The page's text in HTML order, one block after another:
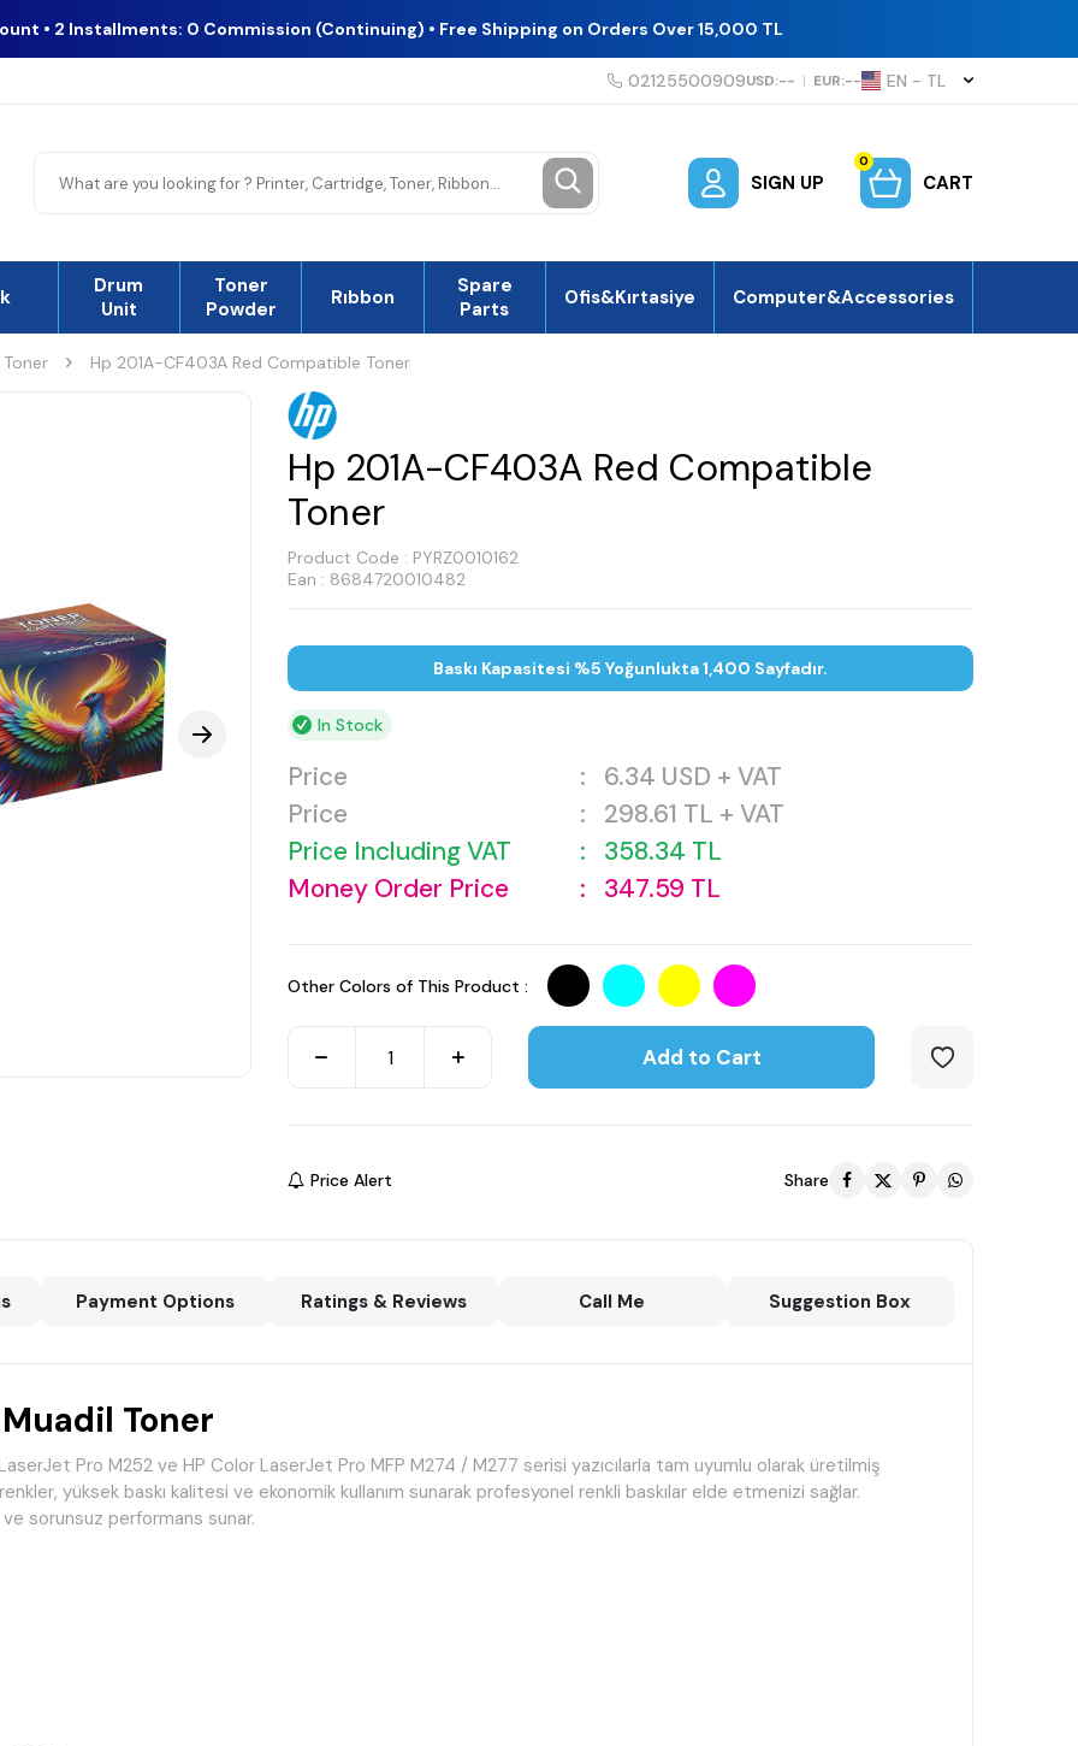
• 2 Installments: 0 Commission (Continuing) • Free Shipping on Orders Over 15,000 TL
02125500909USD:-- | EUR:-- EN − TL
SIGN UP
0
CART
Drum
Unit
Toner
Powder
Rıbbon
Spare
Parts
Ofis&Kırtasiye Computer&Accessories
Hp 201A-CF403A Red Compatible Toner
Hp 201A-CF403A Red Compatible
Toner
Product Code : PYRZ0010162
Ean : 8684720010482
Baskı Kapasitesi %5 Yoğunlukta 1,400 Sayfadır.
In Stock
Price : 6.34 USD + VAT
Price
: 298.61 TL + VAT
Price Including VAT
: 358.34 TL
Money Order Price
: 347.59 TL
Other Colors of This Product :
Add to Cart
Price Alert Share
Payment Options Ratings & Reviews Call Me Suggestion Box
Muadil Toner
LaserJet Pro M252 ve HP Color LaserJet Pro MFP M274 / M277 serisi yazıcılarla tam uyumlu olarak üretilmiş
yüksek baskı kalitesi ve ekonomik kullanım sunarak profesyonel renkli baskılar elde etmenizi sağlar.
ve sorunsuz performans sunar.